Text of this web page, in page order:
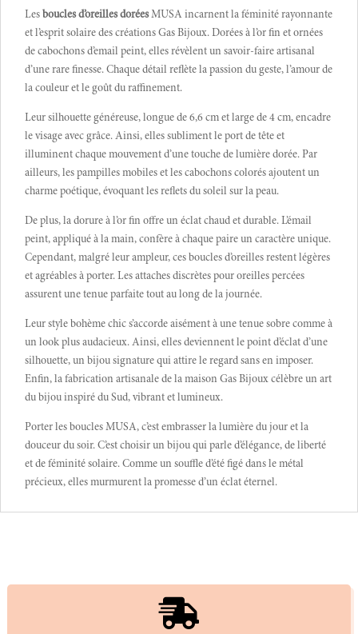
Les boucles d’oreilles doréesMUSA incarnent la féminité rayonnante
et l’esprit solaire des créations Gas Bijoux. Dorées à l’or fin et ornées
de cabochons d’email peint, elles révèlent un savoir-faire artisanal
d’une rare finesse. Chaque détail reflète la passion du geste, l’amour de
la couleur et le goût du raffinement.
Leur silhouette généreuse, longue de 6,6 cm et large de 4 cm, encadre
le visage avec grâce. Ainsi, elles subliment le port de tête et
illuminent chaque mouvement d’une touche de lumière dorée. Par
ailleurs, les pampilles mobiles et les cabochons colorés ajoutent un
charme poétique, évoquant les reflets du soleil sur la peau.
De plus, la dorure à l’or fin offre un éclat chaud et durable. L’émail
peint, appliqué à la main, confère à chaque paire un caractère unique.
Cependant, malgré leur ampleur, ces boucles d’oreilles restent légères
et agréables à porter. Les attaches discrètes pour oreilles percées
assurent une tenue parfaite tout au long de la journée.
Leur style bohème chic s’accorde aisément à une tenue sobre comme à
un look plus audacieux. Ainsi, elles deviennent le point d’éclat d’une
silhouette, un bijou signature qui attire le regard sans en imposer.
Enfin, la fabrication artisanale de la maison Gas Bijoux célèbre un art
du bijou inspiré du Sud, vibrant et lumineux.
Porter les boucles MUSA, c’est embrasser la lumière du jour et la
douceur du soir. C’est choisir un bijou qui parle d’élégance, de liberté
et de féminité solaire. Comme un souffle d’été figé dans le métal
précieux, elles murmurent la promesse d’un éclat éternel.
